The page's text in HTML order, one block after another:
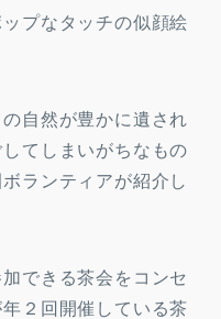
プなタッチの似顔絵
自然が豊かに遺され
てしまいがちなもの
ランティアが紹介し
できる茶会をコンセ
２回開催している茶